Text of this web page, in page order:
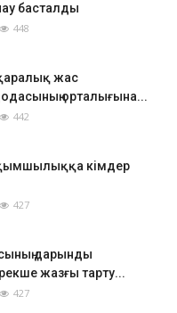
басталды
448
жас
орталығына...
442
кімдер
427
дарынды
жазғы тарту...
427